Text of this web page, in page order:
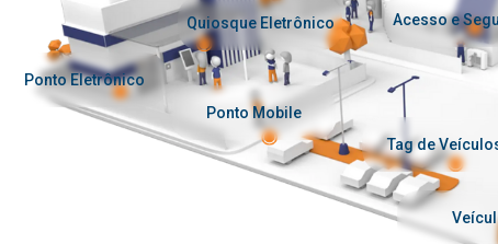
Quiosque Eletrônico
Ponto Eletrônico
Tag de
Acesso e
Ponto Mobile